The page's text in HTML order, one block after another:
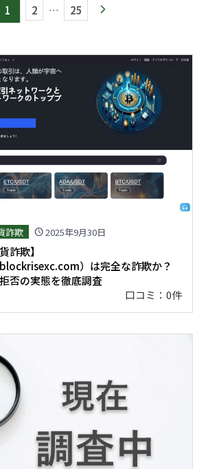
1 2 … 25 arrow_forward_ios
詐欺 schedule2025年9月30日
詐欺】
）は完全な詐欺か？
否の実態を徹底調査
口コミ：0件